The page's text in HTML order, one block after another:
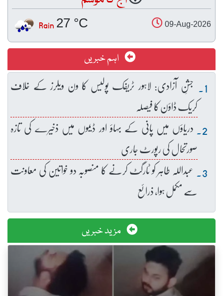
09-Aug-2026
27 °C
Rain
اہم خبریں
جشنِ آزادی: لاہور ٹریفک پولیس کا ون ویلرز کے خلاف
کریک ڈاؤن کا فیصلہ
دریاؤں میں پانی کے بہاؤ اور ڈیموں میں ذخیرے کی تازہ
صورتحال کی رپورٹ جاری
عبداللہ طاہر کو ٹارگٹ کرنے کا منصوبہ دو خواتین کی معاونت
سے مکمل ہوا، ذرائع
مزید خبریں